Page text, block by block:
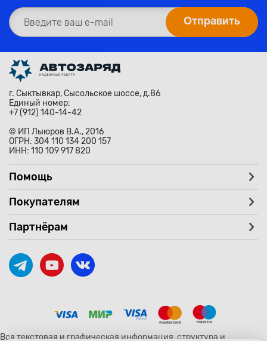
г. Сыктывкар, Сысольское шоссе, д.86
Единый номер:
+7 (912) 140-14-42
© ИП Лыюров В.А., 2016
ОГРН: 304 110 134 200 157
ИНН: 110 109 917 820
Помощь
Покупателям
Партнёрам
Вся текстовая и графическая информация, структура и